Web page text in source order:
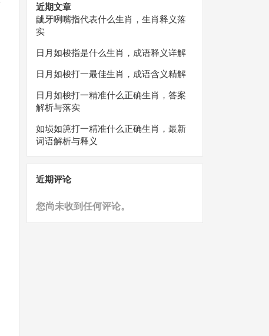
近期文章
龇牙咧嘴指代表什么生肖，生肖释义落
实
日月如梭指是什么生肖，成语释义详解
日月如梭打一最佳生肖，成语含义精解
日月如梭打一精准什么正确生肖，答案
解析与落实
如埙如箎打一精准什么正确生肖，最新
词语解析与释义
近期评论
您尚未收到任何评论。